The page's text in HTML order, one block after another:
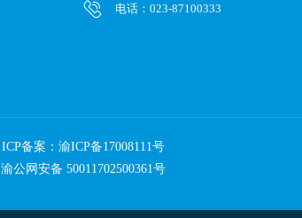
电话：023-87100333
ICP备案： 渝ICP备17008111号
渝公网安备 50011702500361号